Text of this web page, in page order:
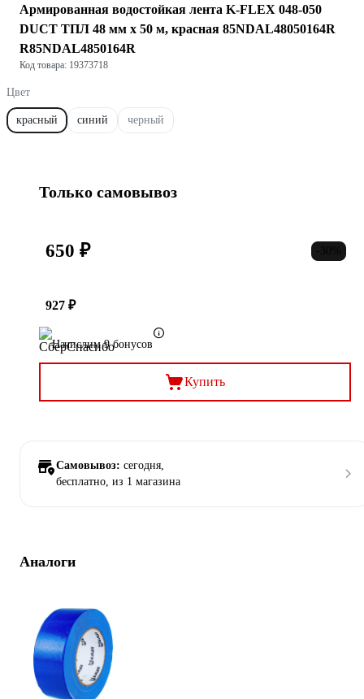
Армированная водостойкая лента K-FLEX 048-050
DUCT ТПЛ 48 мм х 50 м, красная 85NDAL48050164R
R85NDAL4850164R
Код товара: 19373718
Цвет
красный синий черный
Только самовывоз
650 ₽
927 ₽
Начислим 9 бонусов
Купить
Самовывоз: сегодня,
бесплатно, из 1 магазина
Аналоги